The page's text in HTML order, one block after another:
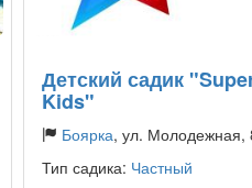
Детский садик
Kids"
Боярка, ул. Молодежная,
Тип садика: Частный